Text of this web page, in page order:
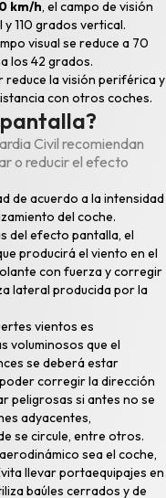
km/h, el campo de visión
110 grados vertical.
visual se reduce a 70
los 42 grados.
reduce la visión periférica y
con otros coches.
Civil recomiendan
o reducir el efecto
de acuerdo a la intensidad
del coche.
del efecto pantalla, el
producirá el viento en el
con fuerza y corregir
lateral producida por la
vientos es
voluminosos que el
se deberá estar
corregir la dirección
peligrosas si antes no se
adyacentes,
se circule, entre otros.
sea el coche,
llevar portaequipajes en
baúles cerrados y de